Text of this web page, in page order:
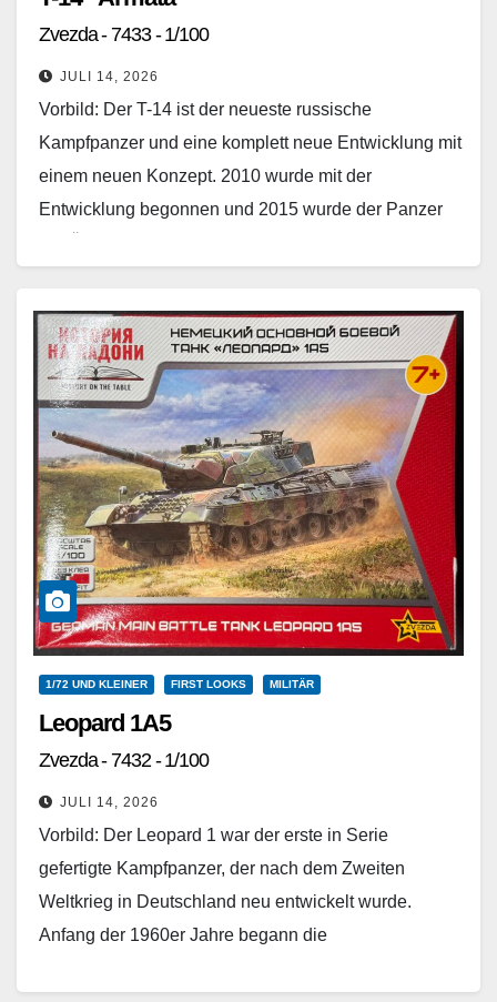
Zvezda - 7433 - 1/100
JULI 14, 2026
Vorbild: Der T-14 ist der neueste russische
Kampfpanzer und eine komplett neue Entwicklung mit
einem neuen Konzept. 2010 wurde mit der
Entwicklung begonnen und 2015 wurde der Panzer
1/72 UND KLEINER FIRST LOOKS MILITÄR
Leopard 1A5
Zvezda - 7432 - 1/100
JULI 14, 2026
Vorbild: Der Leopard 1 war der erste in Serie
gefertigte Kampfpanzer, der nach dem Zweiten
Weltkrieg in Deutschland neu entwickelt wurde.
Anfang der 1960er Jahre begann die